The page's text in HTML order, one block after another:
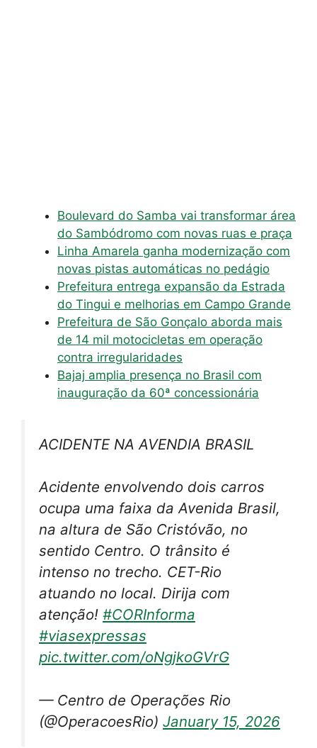
Boulevard do Samba vai transformar área
do Sambódromo com novas ruas e praça
Linha Amarela ganha modernização com
novas pistas automáticas no pedágio
Prefeitura entrega expansão da Estrada
do Tingui e melhorias em Campo Grande
Prefeitura de São Gonçalo aborda mais
de 14 mil motocicletas em operação
contra irregularidades
Bajaj amplia presença no Brasil com
inauguração da 60ª concessionária
ACIDENTE NA AVENDIA BRASIL
Acidente envolvendo dois carros
ocupa uma faixa da Avenida Brasil,
na altura de São Cristóvão, no
sentido Centro. O trânsito é
intenso no trecho. CET-Rio
atuando no local. Dirija com
atenção! #CORInforma
#viasexpressas
pic.twitter.com/oNgjkoGVrG
— Centro de Operações Rio
(@OperacoesRio) January 15, 2026